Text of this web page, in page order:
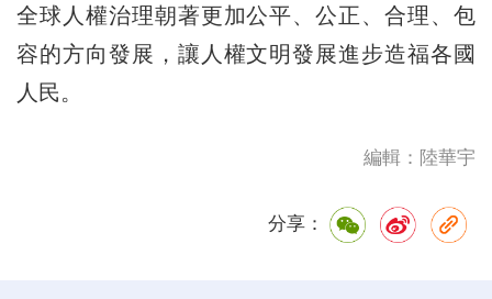
全球人權治理朝著更加公平、公正、合理、包
容的方向發展，讓人權文明發展進步造福各國
人民。
編輯：陸華宇
分享：